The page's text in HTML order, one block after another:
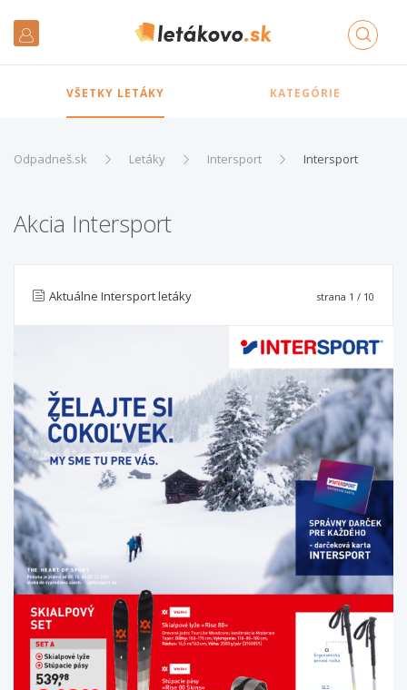
VŠETKY LETÁKY KATEGÓRIE
Odpadneš.sk Letáky Intersport Intersport
Akcia Intersport
Aktuálne Intersport letáky strana 1 / 10